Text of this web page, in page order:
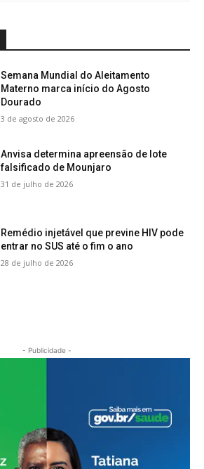
Semana Mundial do Aleitamento
Materno marca início do Agosto
Dourado
3 de agosto de 2026
Anvisa determina apreensão de lote
falsificado de Mounjaro
31 de julho de 2026
Remédio injetável que previne HIV pode
entrar no SUS até o fim o ano
28 de julho de 2026
- Publicidade -